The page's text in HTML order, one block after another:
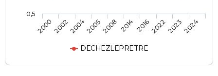
DECHEZLEPRETRE
20002002200420052008 2014 2016202220232024
0,5